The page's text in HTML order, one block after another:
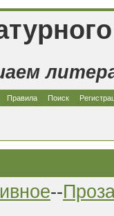
Правила Поиск
--